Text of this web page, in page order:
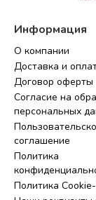
Информация
О компании
Доставка и
Договор оферты
Согласие на
персональных
соглашение
Политика
Политика